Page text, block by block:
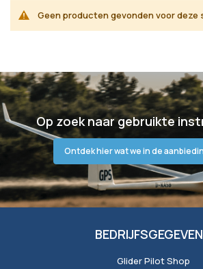
Geen producten gevonden voor deze
Op zoek naar gebruikte
Ontdek hier wat we in de
Glider Pilot Shop